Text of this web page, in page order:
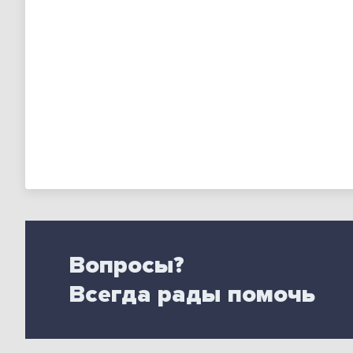
Вопросы?
Всегда рады помочь